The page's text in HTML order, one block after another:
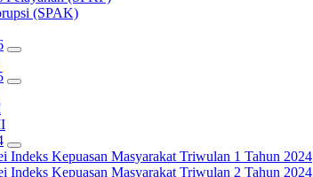
(SPAK)
Indeks Kepuasan Masyarakat Triwulan 1 Tahun 2024
Indeks Kepuasan Masyarakat Triwulan 2 Tahun 2024